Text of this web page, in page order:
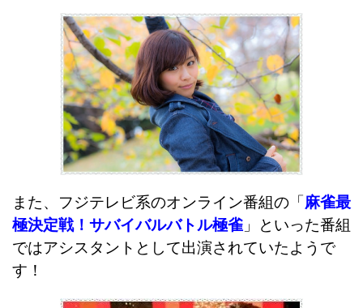
また、フジテレビ系のオンライン番組の「麻雀最
極決定戦！サバイバルバトル極雀 」といった番組
ではアシスタントとして出演されていたようで
す！